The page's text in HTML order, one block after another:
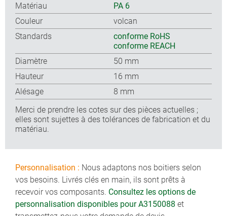
Matériau
PA 6
Couleur
volcan
Standards
conforme RoHS
conforme REACH
Diamètre
50 mm
Hauteur
16 mm
Alésage
8 mm
Merci de prendre les cotes sur des pièces actuelles ;
elles sont sujettes à des tolérances de fabrication et du
matériau.
Personnalisation : Nous adaptons nos boitiers selon
vos besoins. Livrés clés en main, ils sont prêts à
recevoir vos composants. Consultez les options de
personnalisation disponibles pour A3150088 et